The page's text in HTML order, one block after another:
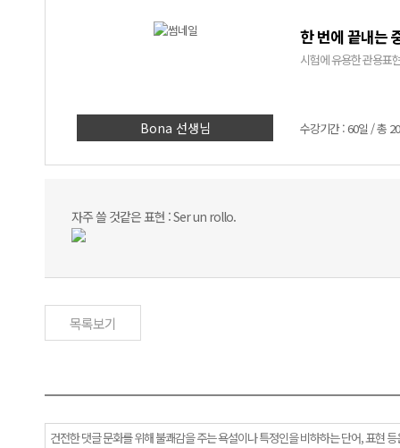
Bona 선생님
한 번에 끝내는
시험에 유용한 관용표
수강기간 : 60일 / 총
자주 쓸 것같은 표현 : Ser un rollo.
목록보기